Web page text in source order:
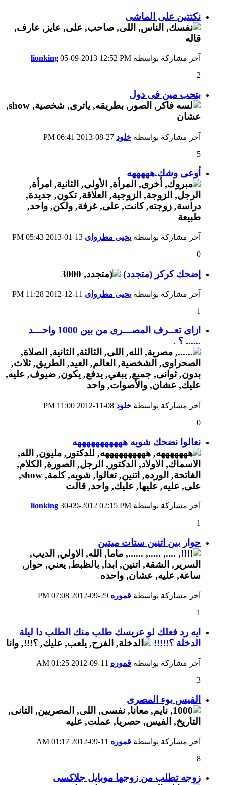
نكتتين على الماشى
آخر مشاركة بواسطة lionking 05-09-2013 12:52 PM
2
بتحب مين فى دول
آخر مشاركة بواسطة خلود
06:41 PM
5
أوعى وشك.هههههه
آخر مشاركة بواسطة يحيى مطرواى
05:43 PM
0
إضحك كركر (متجدد)
آخر مشاركة بواسطة يحيى مطرواى
11:28 PM
1
ازاى تعــرف المصـــرى من بين 1000 واحـــد
...... ؟ .
آخر مشاركة بواسطة خلود
11:00 PM
0
نعالوا نضحك شويه هههههههههههه
آخر مشاركة بواسطة lionking 30-09-2012 02:15 PM
1
حوار بين اتنين ستات ميتين
آخر مشاركة بواسطة قموره
07:08 PM
1
ايه رد فعلك لو عريسك طلب منك الطلب دا ليلة
الدخلة ؟!!!!!
آخر مشاركة بواسطة قموره
01:25 AM
3
الفيس بوء المصرى
آخر مشاركة بواسطة قموره
01:17 AM
8
زوجه تطلب من زوجها موبايل جلاكسى